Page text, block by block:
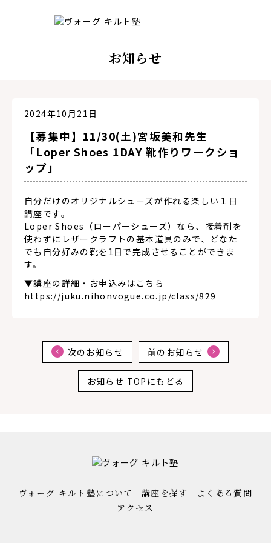
お知らせ
2024年10月21日
【募集中】11/30(土)宮坂美和先生
「Loper Shoes 1DAY 靴作りワークショ
ップ」
自分だけのオリジナルシューズが作れる楽しい１日
講座です。
Loper Shoes（ローパーシューズ）なら、接着剤を
使わずにレザークラフトの基本道具のみで、どなた
でも自分好みの靴を1日で完成させることができま
す。
▼講座の詳細・お申込みはこちら
https://juku.nihonvogue.co.jp/class/829
次のお知らせ 前のお知らせ
お知らせ TOPにもどる
ヴォーグ キルト塾について 講座を探す
よくある質問
アクセス